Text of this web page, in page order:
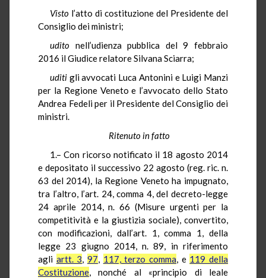
Visto l’atto di costituzione del Presidente del
Consiglio dei ministri;
udito nell’udienza pubblica del 9 febbraio
2016 il Giudice relatore Silvana Sciarra;
uditi gli avvocati Luca Antonini e Luigi Manzi
per la Regione Veneto e l’avvocato dello Stato
Andrea Fedeli per il Presidente del Consiglio dei
ministri.
Ritenuto in fatto
1.– Con ricorso notificato il 18 agosto 2014
e depositato il successivo 22 agosto (reg. ric. n.
63 del 2014), la Regione Veneto ha impugnato,
tra l’altro, l’art. 24, comma 4, del decreto-legge
24 aprile 2014, n. 66 (Misure urgenti per la
competitività e la giustizia sociale), convertito,
con modificazioni, dall’art. 1, comma 1, della
legge 23 giugno 2014, n. 89, in riferimento
agli artt. 3,97, 117, terzo comma, e 119 della
Costituzione, nonché al «principio di leale